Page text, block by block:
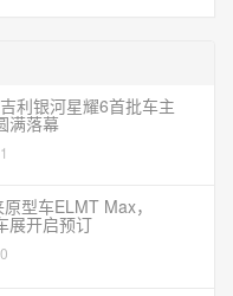
利银河星耀6首批车主
满落幕
型车ELMT Max，
展开启预订